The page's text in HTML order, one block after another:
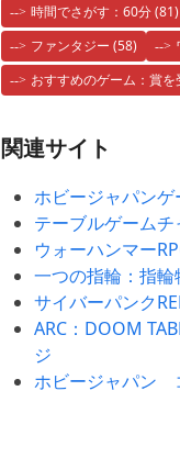
時間でさがす：60分(81)
ファンタジー (58)
おすすめのゲーム：賞を
関連サイト
ホビージャパン
テーブルゲームチ
ウォーハンマー
一つの指輪：指輪
サイバーパンク
ARC：DOOM
ジ
ホビージャパン